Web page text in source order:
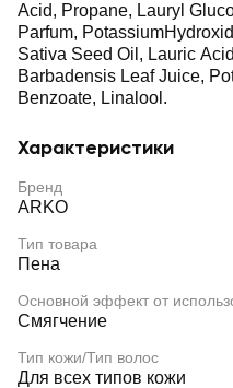
Acid, Propane, Lauryl
Parfum,
Sativa Seed Oil, Lauric
Barbadensis Leaf Juice,
Benzoate, Linalool.
Характеристики
Бренд
ARKO
Тип товара
Пена
Основной эффект от
Смягчение
Тип кожи/Тип волос
Для всех типов кожи